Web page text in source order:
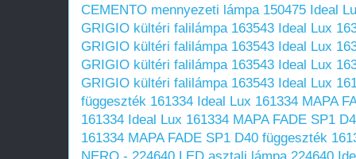
CEMENTO mennyezeti lámpa 150475 Ideal
GRIGIO kültéri falilámpa 163543 Ideal Lux
GRIGIO kültéri falilámpa 163543 Ideal Lux
GRIGIO kültéri falilámpa 163543 Ideal Lux
GRIGIO kültéri falilámpa 163543 Ideal Lux
függeszték 161334 Ideal Lux 161334 MAPA
161334 Ideal Lux 161334 MAPA FADE SP1
161334 MAPA FADE SP1 D40 függeszték